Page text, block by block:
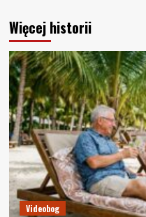
Więcej historii
Videobog